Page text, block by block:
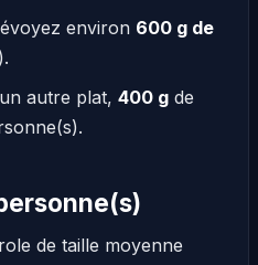
environ 600 g de
autre plat, 400 g de
de taille moyenne